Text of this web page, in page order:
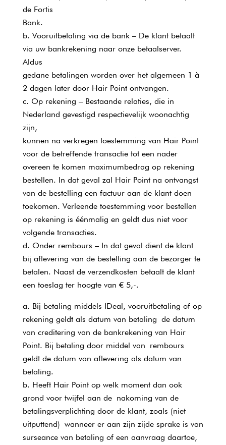
de Fortis
Bank.
Vooruitbetaling via de bank – De klant betaalt
via uw bankrekening naar onze betaalserver.
Aldus
gedane betalingen worden over het algemeen 1 à
2 dagen later door Hair Point ontvangen.
Op rekening – Bestaande relaties, die in
Nederland gevestigd respectievelijk woonachtig
zijn,
kunnen na verkregen toestemming van Hair Point
voor de betreffende transactie tot een nader
overeen te komen maximumbedrag op rekening
bestellen. In dat geval zal Hair Point na ontvangst
van de bestelling een factuur aan de klant doen
toekomen. Verleende toestemming voor bestellen
op rekening is éénmalig en geldt dus niet voor
volgende transacties.
Onder rembours – In dat geval dient de klant
bij aflevering van de bestelling aan de bezorger te
betalen. Naast de verzendkosten betaalt de klant
een toeslag ter hoogte van € 5,-.
Bij betaling middels IDeal, vooruitbetaling of op
rekening geldt als datum van betaling de datum
van creditering van de bankrekening van Hair
Point. Bij betaling door middel van rembours
geldt de datum van aflevering als datum van
betaling.
Heeft Hair Point op welk moment dan ook
grond voor twijfel aan de nakoming van de
betalingsverplichting door de klant, zoals (niet
uitputtend) wanneer er aan zijn zijde sprake is van
surseance van betaling of een aanvraag daartoe,